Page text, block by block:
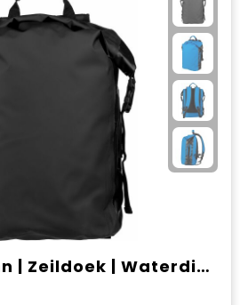
Roltas Hermann | Zeildoek | Waterdicht | 25 l